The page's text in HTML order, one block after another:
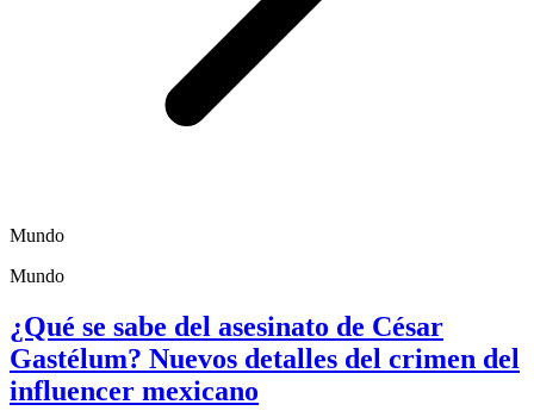
Mundo
Mundo
¿Qué se sabe del asesinato de César
Gastélum? Nuevos detalles del crimen del
influencer mexicano